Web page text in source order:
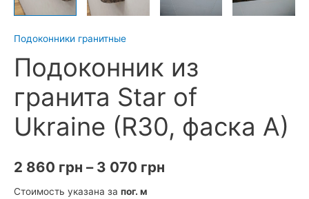
Подоконники гранитные
Подоконник из
гранита Star of
Ukraine (R30, фаска A)
2 860 грн – 3 070 грн
Стоимость указана за пог. м